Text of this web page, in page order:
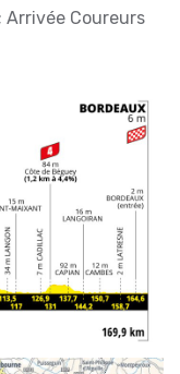
Arrivée Coureurs